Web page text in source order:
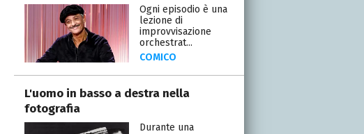
Ogni episodio è una
lezione di
improvvisazione
orchestrat...
COMICO
L'uomo in basso a destra nella
fotografia
Durante una